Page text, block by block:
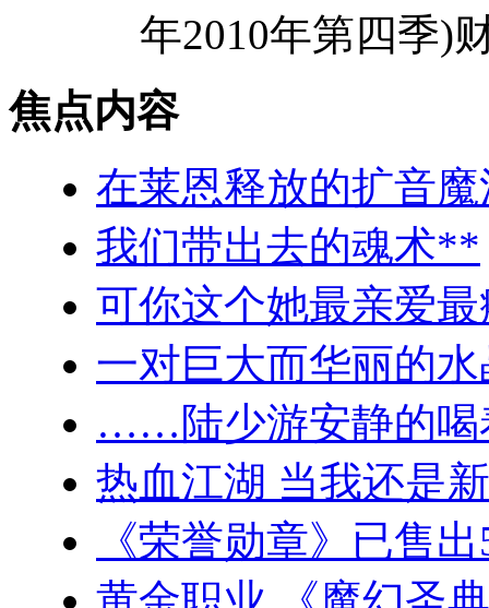
年2010年第四季)
焦点内容
在莱恩释放的扩音
我们带出去的魂术**
可你这个她最亲爱
一对巨大而华丽的
……陆少游安静的喝
热血江湖 当我还是
《荣誉勋章》已售